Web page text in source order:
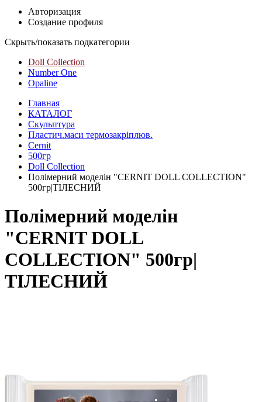
Авторизация
Создание профиля
Скрыть/показать подкатегории
Doll Collection
Number One
Opaline
Главная
КАТАЛОГ
Скульптура
Пластич.маси термозакріплюв.
Cernit
500гр
Doll Collection
Полімерний моделін "CERNIT DOLL COLLECTION"
500гр|ТІЛЕСНИЙ
Полімерний моделін
"CERNIT DOLL
COLLECTION" 500гр|
ТІЛЕСНИЙ